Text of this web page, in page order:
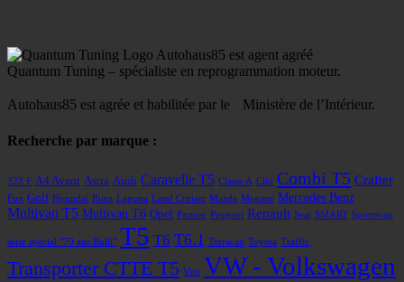
Autohaus85 est agent agréé
Quantum Tuning – spécialiste en reprogrammation moteur.
Autohaus85 est agrée et habilitée par le Ministère de l’Intérieur.
Recherche par marque :
323 F A4 Avant Astra Audi Caravelle T5 Classe A Clio Combi T5 Crafter
Fox Golf Hyundai Ibiza Laguna Land Cruiser Mazda Megane Mercedes Benz
Multivan T5 Multivan T6 Opel Partner Peugeot Renault Seat SMART Sportsvan
série spécial "70 ans Bulli" T5 T6 T6.1 Terracan Toyota Traffic
Transporter CTTE T5 Vito VW - Volkswagen